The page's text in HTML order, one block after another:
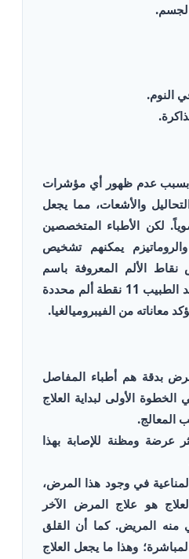
النوم.
عدم ظهور أي مؤشرات
والأشعات، مما يجعل
لكن الأطباء المتخصصين
يمكنهم تشخيص
الألم المعروفة باسم
؛ فلو وجد الطبيب 11 نقطة ألم محددة
معاناته من الفيبروميالغيا.
بدقة هم أطباء المفاصل
الخطوة الأولى لبداية العلاج
المعالج.
عرضة ومظنة للإصابة بهذا
في وجود هذا المرض،
هو علاج المرض الآخر
منه المريض. كما أن القلق
وهذا ما يجعل العلاج